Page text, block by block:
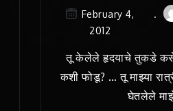
February 4,
2012
तू केलेले हृदयाचे तुकडे कसे
कशी फोडू? … तू माझ्या
घेतलेले